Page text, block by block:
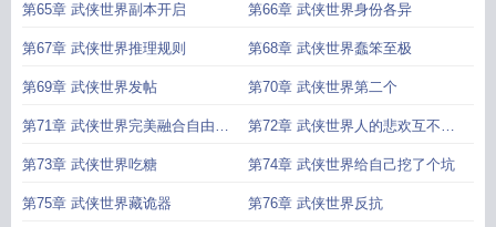
第65章 武侠世界副本开启 第66章 武侠世界身份各异
第67章 武侠世界推理规则 第68章 武侠世界蠢笨至极
第69章 武侠世界发帖 第70章 武侠世界第二个
第71章 武侠世界完美融合自由切
换
第72章 武侠世界人的悲欢互不相
通
第73章 武侠世界吃糖 第74章 武侠世界给自己挖了个坑
第75章 武侠世界藏诡器 第76章 武侠世界反抗